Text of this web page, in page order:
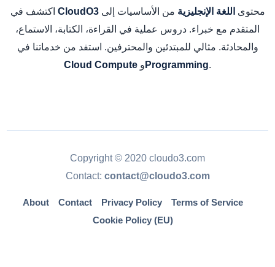
CloudO3 محتوى اللغة الإنجليزية من الأساسيات إلى
المتقدم مع خبراء. دروس عملية في القراءة، الكتابة، الاستماع،
والمحادثة. مثالي للمبتدئين والمحترفين. استفد من خدماتنا في
Cloud Compute و Programming.
Copyright © 2020 cloudo3.com
Contact: contact@cloudo3.com
About Contact Privacy Policy
Terms of Service
Cookie Policy (EU)